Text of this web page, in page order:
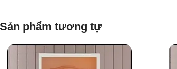
Sản phẩm tương tự